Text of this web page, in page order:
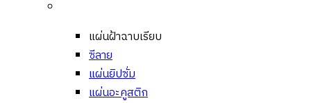
แผ่นฝ้าฉาบเรียบ
ซีลาย
แผ่นยิปซั่ม
แผ่นอะคูสติก